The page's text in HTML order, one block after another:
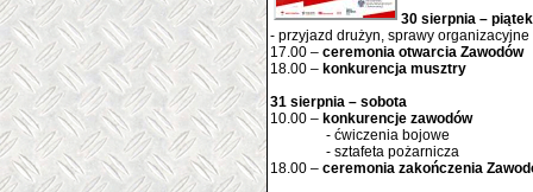
30 sierpnia – piątek
- przyjazd drużyn, sprawy organizacyjne
17.00 – ceremonia otwarcia Zawodów
18.00 – konkurencja musztry
31 sierpnia – sobota
10.00 – konkurencje zawodów
- ćwiczenia bojowe
- sztafeta pożarnicza
18.00 – ceremonia zakończenia